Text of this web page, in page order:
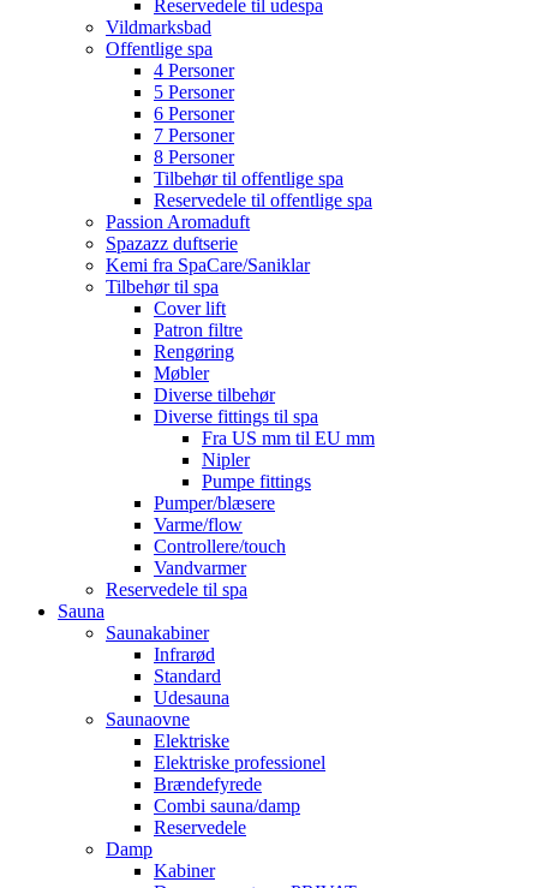
Reservedele til udespa
Vildmarksbad
Offentlige spa
4 Personer
5 Personer
6 Personer
7 Personer
8 Personer
Tilbehør til offentlige spa
Reservedele til offentlige spa
Passion Aromaduft
Spazazz duftserie
Kemi fra SpaCare/Saniklar
Tilbehør til spa
Cover lift
Patron filtre
Rengøring
Møbler
Diverse tilbehør
Diverse fittings til spa
Fra US mm til EU mm
Nipler
Pumpe fittings
Pumper/blæsere
Varme/flow
Controllere/touch
Vandvarmer
Reservedele til spa
Sauna
Saunakabiner
Infrarød
Standard
Udesauna
Saunaovne
Elektriske
Elektriske professionel
Brændefyrede
Combi sauna/damp
Reservedele
Damp
Kabiner